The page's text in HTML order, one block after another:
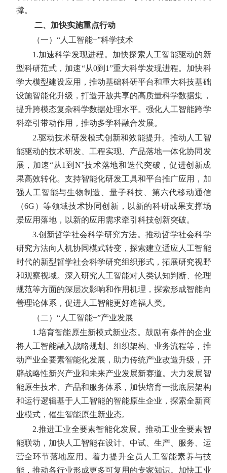
撑。
二、加快实施重点行动
（一）“人工智能+”科学技术
1.加速科学发现进程。 加快探索人工智能驱动的新
型科研范式，加速“从0到1”重大科学发现进程。加快科
学大模型建设应用，推动基础科研平台和重大科技基础
设施智能化升级，打造开放共享的高质量科学数据集，
提升跨模态复杂科学数据处理水平。强化人工智能跨学
科牵引带动作用，推动多学科融合发展。
2.驱动技术研发模式创新和效能提升。 推动人工智
能驱动的技术研发、工程实现、产品落地一体化协同发
展，加速“从1到N”技术落地和迭代突破，促进创新成
果高效转化。支持智能化研发工具和平台推广应用，加
强人工智能与生物制造、量子科技、第六代移动通信
（6G）等领域技术协同创新，以新的科研成果支撑场
景应用落地，以新的应用需求牵引科技创新突破。
3.创新哲学社会科学研究方法。 推动哲学社会科学
研究方法向人机协同模式转变，探索建立适应人工智能
时代的新型哲学社会科学研究组织形式，拓展研究视野
和观察视域。深入研究人工智能对人类认知判断、伦理
规范等方面的深层次影响和作用机理，探索形成智能向
善理论体系，促进人工智能更好造福人类。
（二）“人工智能+”产业发展
1.培育智能原生新模式新业态。 鼓励有条件的企业
将人工智能融入战略规划、组织架构、业务流程等，推
动产业全要素智能化发展，助力传统产业改造升级，开
辟战略性新兴产业和未来产业发展新赛道。大力发展智
能原生技术、产品和服务体系，加快培育一批底层架构
和运行逻辑基于人工智能的智能原生企业，探索全新商
业模式，催生智能原生新业态。
2.推进工业全要素智能化发展。 推动工业全要素智
能联动，加快人工智能在设计、中试、生产、服务、运
营全环节落地应用。着力提升全员人工智能素养与技
能，推动各行业形成更多可复用的专家知识。加快工业